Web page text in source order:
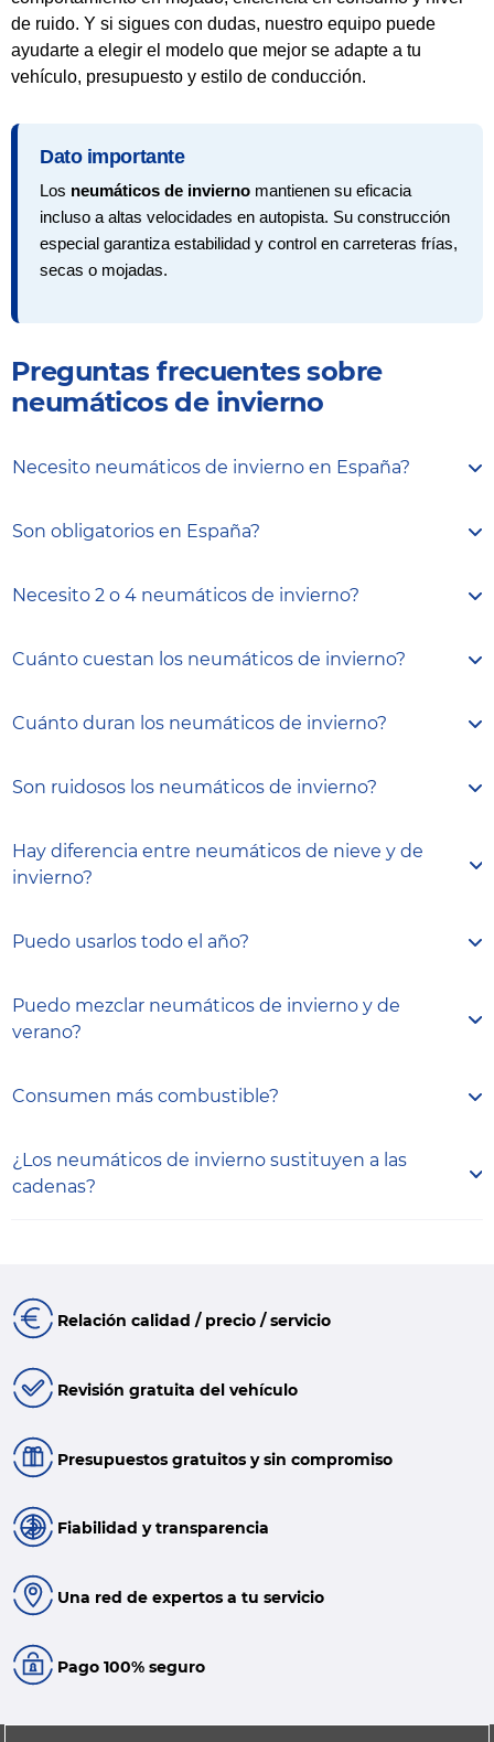
de ruido. Y si sigues con dudas, nuestro equipo puede
ayudarte a elegir el modelo que mejor se adapte a tu
vehículo, presupuesto y estilo de conducción.
Dato importante
Los neumáticos de invierno mantienen su eficacia
incluso a altas velocidades en autopista. Su construcción
especial garantiza estabilidad y control en carreteras frías,
secas o mojadas.
Preguntas frecuentes sobre
neumáticos de invierno
Necesito neumáticos de invierno en España?
Son obligatorios en España?
Necesito 2 o 4 neumáticos de invierno?
Cuánto cuestan los neumáticos de invierno?
Cuánto duran los neumáticos de invierno?
Son ruidosos los neumáticos de invierno?
Hay diferencia entre neumáticos de nieve y de
invierno?
Puedo usarlos todo el año?
Puedo mezclar neumáticos de invierno y de
verano?
Consumen más combustible?
¿Los neumáticos de invierno sustituyen a las
cadenas?
Relación calidad / precio / servicio
Revisión gratuita del vehículo
Presupuestos gratuitos y sin compromiso
Fiabilidad y transparencia
Una red de expertos a tu servicio
Pago 100% seguro